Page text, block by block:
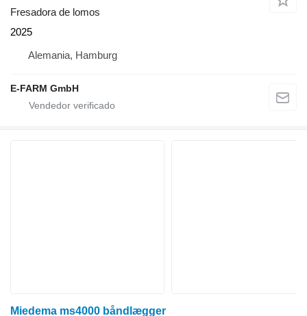
Fresadora de lomos
2025
Alemania, Hamburg
E-FARM GmbH
Miedema ms4000 båndlægger